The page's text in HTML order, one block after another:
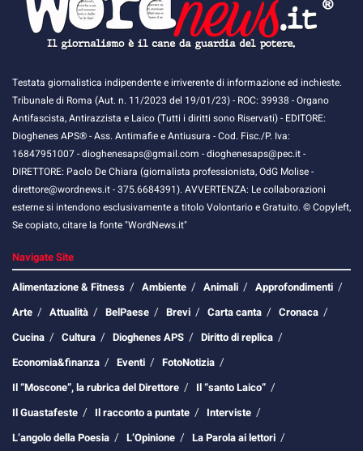
Testata giornalistica indipendente e irriverente di informazione ed inchieste.
Tribunale di Roma (Aut. n. 11/2023 del 19/01/23) - ROC: 39938 - Organo
Antifascista, Antirazzista e Laico (Tutti i diritti sono Riservati) - EDITORE:
Dioghenes APS® - Ass. Antimafie e Antiusura - Cod. Fisc./P. Iva:
16847951007 - dioghenesaps@gmail.com - dioghenesaps@pec.it - ​​
DIRETTORE: Paolo De Chiara (giornalista professionista, OdG Molise -
direttore@wordnews.it - ​​375.6684391). AVVERTENZA: Le collaborazioni
esterne si intendono esclusivamente a titolo Volontario e Gratuito. © Copyleft,
Se copiato, citare la fonte "WordNews.it"
Navigate Site
Alimentazione & Fitness
Ambiente Animali
Approfondimenti
Arte
Attualità BelPaese Brevi Carta canta
Cronaca
Cucina
Cultura Dioghenes APS
Diritto di replica
Economia&finanza
Eventi
FotoNotizia
Il “Moscone”, la rubrica del Direttore
Il “santo Laico”
Il Guastafeste
Il racconto a puntate
Interviste
L’angolo della Poesia
L’Opinione
La Parola ai lettori